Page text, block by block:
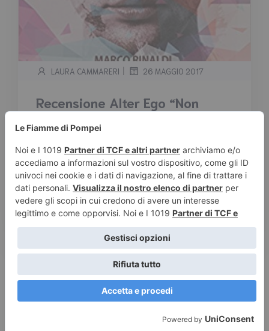
LAURA CAMMARERI | 26 MAGGIO 2017
Recensione Alter Ego “Non
voglio bene a nessuno” di
Tempo stimato di lettura:2 minuti
Recensione Alter Ego “Non voglio bene a
nessuno” di Marco Rinaldi Trama: Un figlio e
suo padre, […]
Leggi tutto
© 2026 Le Fiamme di Pompei – Recensioni di libri e articoli
Privacy e Cookies